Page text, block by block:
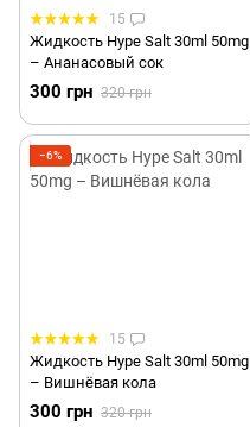
15
Жидкость Hype Salt 30ml 50mg
– Ананасовый сок
300 грн 320 грн
−6%
15
Жидкость Hype Salt 30ml 50mg
– Вишнёвая кола
300 грн 320 грн